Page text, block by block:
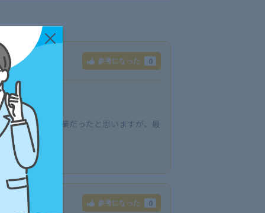
参考になった 0
くて大変な作業だったと思いますが、最
参考になった 0